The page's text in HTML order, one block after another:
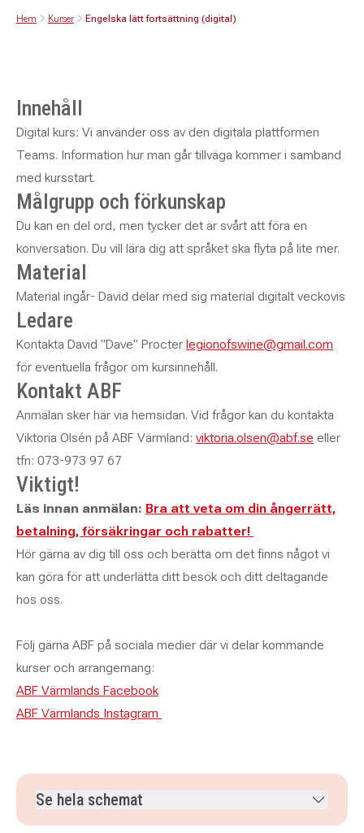
Hem Kurser Engelska lätt fortsättning (digital)
Innehåll
Digital kurs: Vi använder oss av den digitala plattformen
Teams. Information hur man går tillväga kommer i samband
med kursstart.
Målgrupp och förkunskap
Du kan en del ord, men tycker det är svårt att föra en
konversation. Du vill lära dig att språket ska flyta på lite mer.
Material
Material ingår- David delar med sig material digitalt veckovis
Ledare
Kontakta David "Dave" Procter legionofswine@gmail.com
för eventuella frågor om kursinnehåll.
Kontakt ABF
Anmälan sker här via hemsidan. Vid frågor kan du kontakta
Viktoria Olsén på ABF Värmland: viktoria.olsen@abf.se eller
tfn: 073-973 97 67
Viktigt!
Läs innan anmälan: Bra att veta om din ångerrätt,
betalning, försäkringar och rabatter!
Hör gärna av dig till oss och berätta om det finns något vi
kan göra för att underlätta ditt besök och ditt deltagande
hos oss.
Följ gärna ABF på sociala medier där vi delar kommande
kurser och arrangemang:
ABF Värmlands Facebook
ABF Värmlands Instagram
Se hela schemat